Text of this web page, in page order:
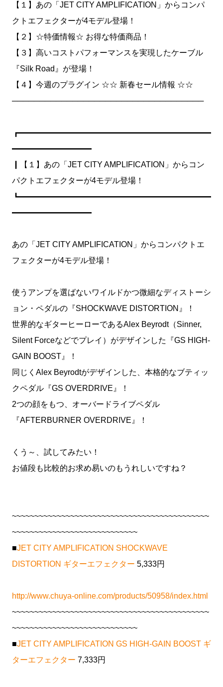
【１】あの「JET CITY AMPLIFICATION」からコンパ
クトエフェクターが4モデル登場！
【２】☆特価情報☆ お得な特価商品！
【３】高いコストパフォーマンスを実現したケーブル
『Silk Road』が登場！
【４】今週のプラグイン ☆☆ 新春セール情報 ☆☆
───────────────────────────────────
┏━━━━━━━━━━━━━━━━━━━━━━━━
━━━━━━━━━━
┃【１】あの「JET CITY AMPLIFICATION」からコン
パクトエフェクターが4モデル登場！
┗━━━━━━━━━━━━━━━━━━━━━━━━
━━━━━━━━━━
あの「JET CITY AMPLIFICATION」からコンパクトエ
フェクターが4モデル登場！
使うアンプを選ばないワイルドかつ微細なディストーシ
ョン・ペダルの『SHOCKWAVE DISTORTION』！
世界的なギターヒーローであるAlex Beyrodt（Sinner,
Silent Forceなどでプレイ）がデザインした『GS HIGH-
GAIN BOOST』！
同じくAlex Beyrodtがデザインした、本格的なブティッ
クペダル『GS OVERDRIVE』！
2つの顔をもつ、オーバードライブペダル
『AFTERBURNER OVERDRIVE』！
くう～、試してみたい！
お値段も比較的お求め易いのもうれしいですね？
~~~~~~~~~~~~~~~~~~~~~~~~~~~~~~~~~~~~~~~~~~~~
~~~~~~~~~~~~~~~~~~~~~~~~~~~~
■JET CITY AMPLIFICATION SHOCKWAVE
DISTORTION ギターエフェクター 5,333円
http://www.chuya-online.com/products/50958/index.html
~~~~~~~~~~~~~~~~~~~~~~~~~~~~~~~~~~~~~~~~~~~~
~~~~~~~~~~~~~~~~~~~~~~~~~~~~
■JET CITY AMPLIFICATION GS HIGH-GAIN BOOST ギ
ターエフェクター 7,333円